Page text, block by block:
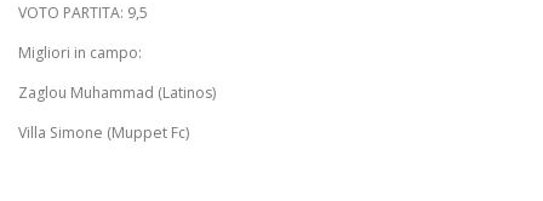
VOTO PARTITA: 9,5
Migliori in campo:
Zaglou Muhammad (Latinos)
Villa Simone (Muppet Fc)